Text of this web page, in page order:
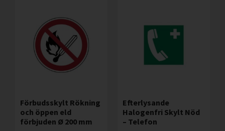
Förbudsskylt Rökning
och öppen eld
förbjuden Ø 200 mm
Efterlysande
Halogenfri Skylt Nöd
– Telefon